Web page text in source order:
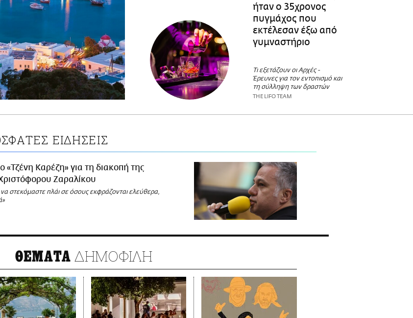
ήταν ο 35χρονος
πυγμάχος που
εκτέλεσαν έξω από
γυμναστήριο
Τι εξετάζουν οι Αρχές -
Έρευνες για τον εντοπισμό και
τη σύλληψη των δραστών
THE LIFO TEAM
ΕΙΔΗΣΕΙΣ
«Τζένη Καρέζη» για τη διακοπή της
Ζαραλίκου
στεκόμαστε πλάι σε όσους εκφράζονται ελεύθερα,
ΘΕΜΑΤΑ ΔΗΜΟΦΙΛΗ